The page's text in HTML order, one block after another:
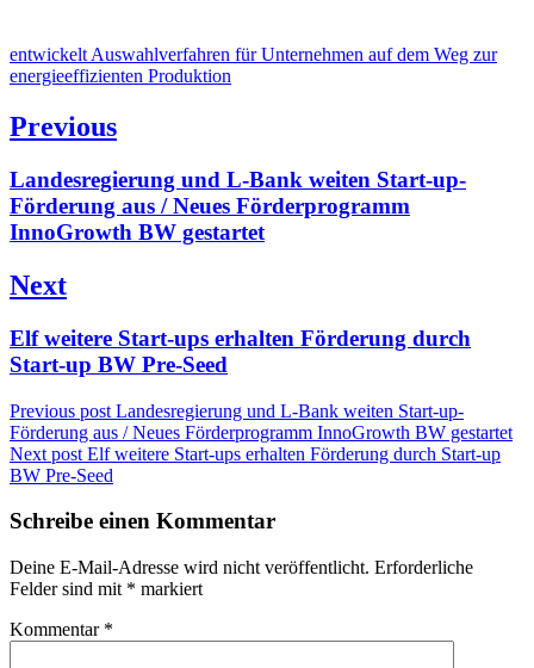
entwickelt Auswahlverfahren für Unternehmen auf dem Weg zur
energieeffizienten Produktion
Beitragsnavigation
Previous
Previous
post:
Landesregierung und L-Bank weiten Start-up-
Förderung aus / Neues Förderprogramm
InnoGrowth BW gestartet
Next
Next
post:
Elf weitere Start-ups erhalten Förderung durch
Start-up BW Pre-Seed
Previous post Landesregierung und L-Bank weiten Start-up-
Förderung aus / Neues Förderprogramm InnoGrowth BW gestartet
Next post Elf weitere Start-ups erhalten Förderung durch Start-up
BW Pre-Seed
Schreibe einen Kommentar
Deine E-Mail-Adresse wird nicht veröffentlicht. Erforderliche
Felder sind mit * markiert
Kommentar *